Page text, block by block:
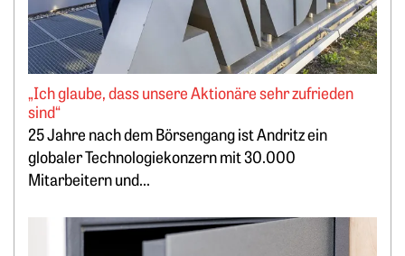
„Ich glaube, dass unsere Aktionäre sehr zufrieden
sind“
25 Jahre nach dem Börsengang ist Andritz ein
globaler Technologiekonzern mit 30.000
Mitarbeitern und...
Weiterlesen: Lukrativ Geld parken